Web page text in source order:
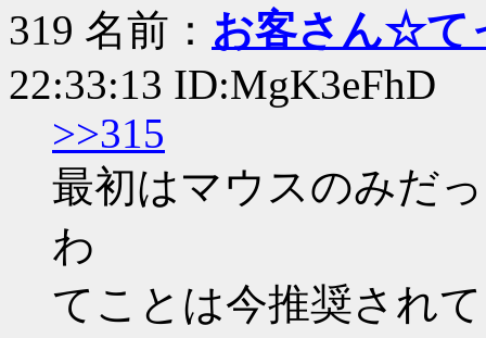
319 名前： お客さん☆て
22:33:13 ID:MgK3eFhD
>>315
最初はマウスのみだ
わ
てことは今推奨され